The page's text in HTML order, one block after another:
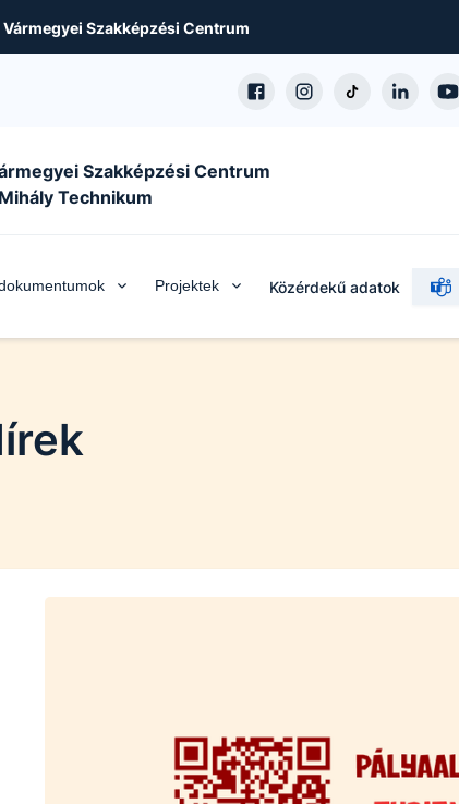
Szakképzési Centrum
Szakképzési Centrum
Technikum
Projektek Közérdekű adatok